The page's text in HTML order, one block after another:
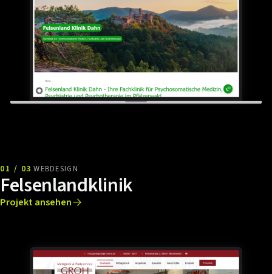
01 / 03 WEBDESIGN
Felsenlandklinik
Projekt ansehen